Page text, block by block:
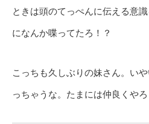
ときは頭のてっぺんに伝える意
になんか喋ってたろ！？
こっちも久しぶりの妹さん。い
っちゃうな。たまには仲良くや